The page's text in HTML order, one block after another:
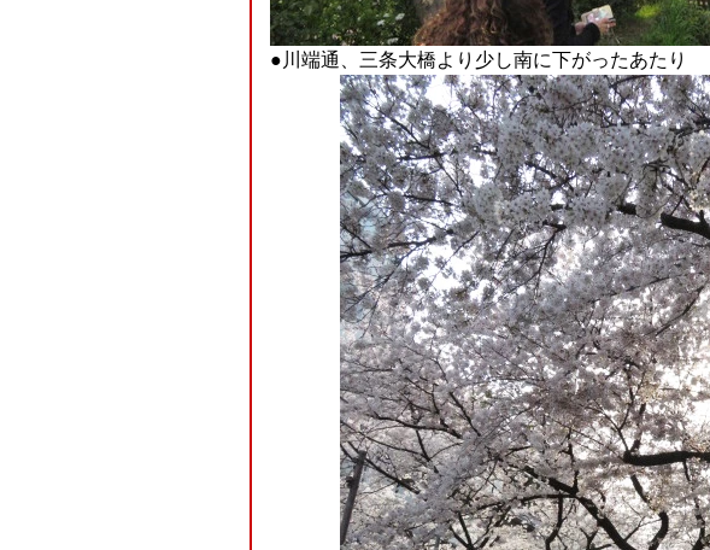
●川端通、三条大橋より少し南に下がったあたり